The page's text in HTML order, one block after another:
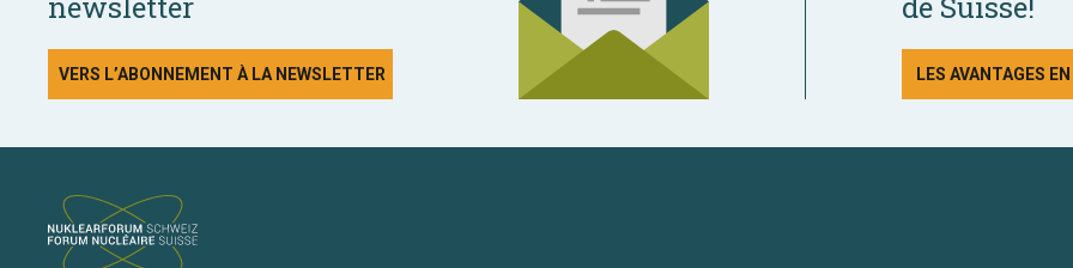
VERS L’ABONNEMENT À LA NEWSLETTER LES AVANTAGES